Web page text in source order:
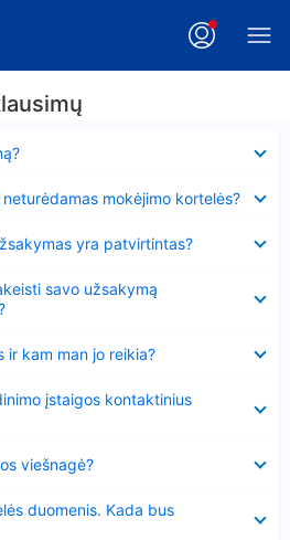
mokėjimo kortelės?
yra patvirtintas?
savo užsakymą
ir kam man jo reikia?
įstaigos kontaktinius
viešnagė?
duomenis. Kada bus